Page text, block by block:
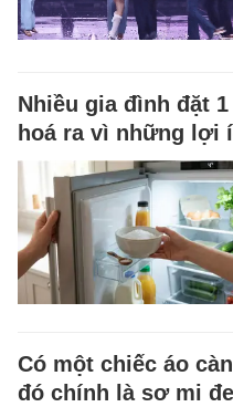
Nhiều gia đình đặt
hoá ra vì những lợi
Có một chiếc áo
đó chính là sơ mi